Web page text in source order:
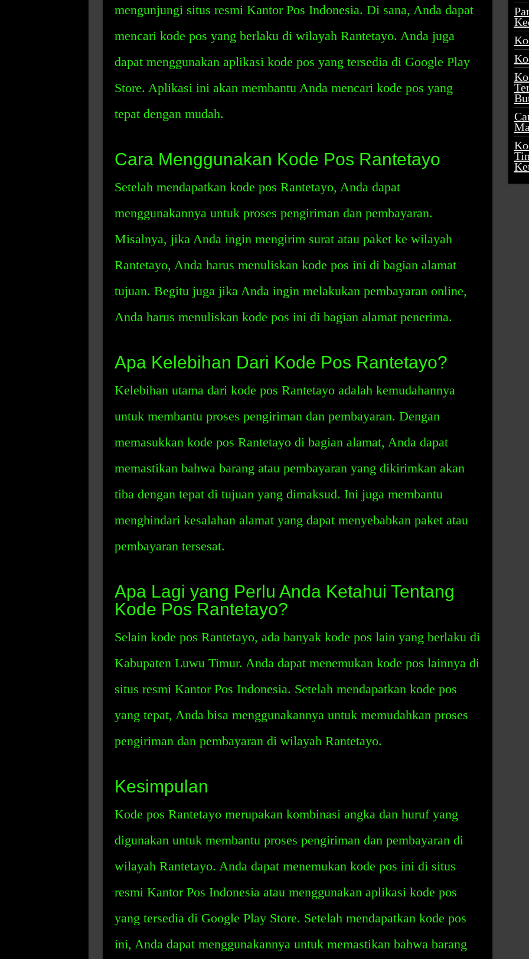
mengunjungi situs resmi Kantor Pos Indonesia. Di sana, Anda dapat
mencari kode pos yang berlaku di wilayah Rantetayo. Anda juga
dapat menggunakan aplikasi kode pos yang tersedia di Google Play
Store. Aplikasi ini akan membantu Anda mencari kode pos yang
tepat dengan mudah.
Cara Menggunakan Kode Pos Rantetayo
Setelah mendapatkan kode pos Rantetayo, Anda dapat
menggunakannya untuk proses pengiriman dan pembayaran.
Misalnya, jika Anda ingin mengirim surat atau paket ke wilayah
Rantetayo, Anda harus menuliskan kode pos ini di bagian alamat
tujuan. Begitu juga jika Anda ingin melakukan pembayaran online,
Anda harus menuliskan kode pos ini di bagian alamat penerima.
Apa Kelebihan Dari Kode Pos Rantetayo?
Kelebihan utama dari kode pos Rantetayo adalah kemudahannya
untuk membantu proses pengiriman dan pembayaran. Dengan
memasukkan kode pos Rantetayo di bagian alamat, Anda dapat
memastikan bahwa barang atau pembayaran yang dikirimkan akan
tiba dengan tepat di tujuan yang dimaksud. Ini juga membantu
menghindari kesalahan alamat yang dapat menyebabkan paket atau
pembayaran tersesat.
Apa Lagi yang Perlu Anda Ketahui Tentang
Kode Pos Rantetayo?
Selain kode pos Rantetayo, ada banyak kode pos lain yang berlaku di
Kabupaten Luwu Timur. Anda dapat menemukan kode pos lainnya di
situs resmi Kantor Pos Indonesia. Setelah mendapatkan kode pos
yang tepat, Anda bisa menggunakannya untuk memudahkan proses
pengiriman dan pembayaran di wilayah Rantetayo.
Kesimpulan
Kode pos Rantetayo merupakan kombinasi angka dan huruf yang
digunakan untuk membantu proses pengiriman dan pembayaran di
wilayah Rantetayo. Anda dapat menemukan kode pos ini di situs
resmi Kantor Pos Indonesia atau menggunakan aplikasi kode pos
yang tersedia di Google Play Store. Setelah mendapatkan kode pos
ini, Anda dapat menggunakannya untuk memastikan bahwa barang